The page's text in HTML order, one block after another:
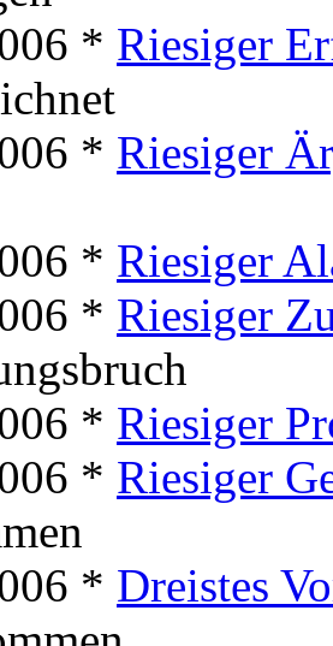
* Riesiger
* Riesiger
* Riesiger
* Riesiger
* Riesiger
* Riesiger
* Dreistes